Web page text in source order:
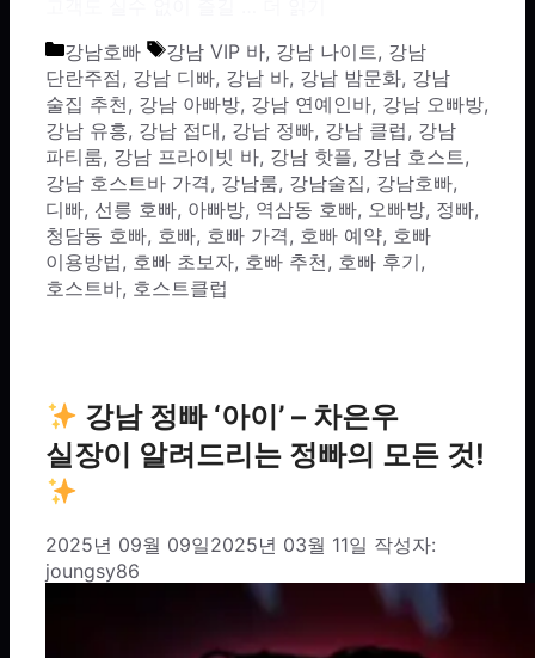
카테고리
강남호빠 태그
강남 VIP 바, 강남 나이트, 강남
단란주점, 강남 디빠, 강남 바, 강남 밤문화, 강남
술집 추천, 강남 아빠방, 강남 연예인바, 강남 오빠방,
강남 유흥, 강남 접대, 강남 정빠, 강남 클럽, 강남
파티룸, 강남 프라이빗 바, 강남 핫플, 강남 호스트,
강남 호스트바 가격, 강남룸, 강남술집, 강남호빠,
디빠, 선릉 호빠, 아빠방, 역삼동 호빠, 오빠방, 정빠,
청담동 호빠, 호빠, 호빠 가격, 호빠 예약, 호빠
이용방법, 호빠 초보자, 호빠 추천, 호빠 후기,
호스트바, 호스트클럽
강남 정빠 ‘아이’ – 차은우
실장이 알려드리는 정빠의 모든 것!
2025년 09월 09일2025년 03월 11일 작성자:
joungsy86